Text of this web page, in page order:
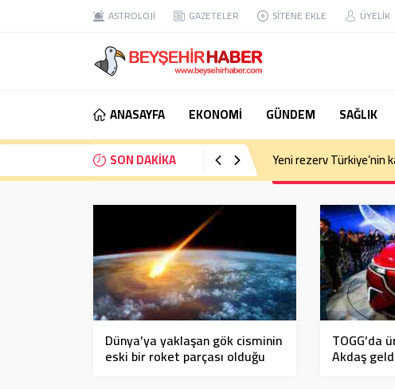
ASTROLOJİ GAZETELER SİTENE EKLE ÜYELİK
ANASAYFA EKONOMİ GÜNDEM SAĞLIK
SON DAKİKA
Yeni rezerv Türkiye’nin
Dünya’ya yaklaşan gök cisminin
eski bir roket parçası olduğu
TOGG’da
Akdaş
transfer)